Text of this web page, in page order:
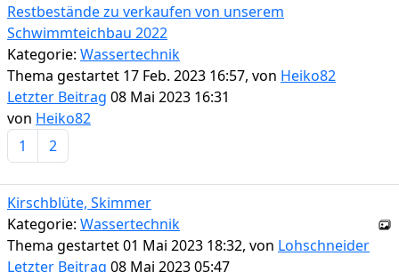
Restbestände zu verkaufen von unserem
Schwimmteichbau 2022
Kategorie: Wassertechnik
Thema gestartet 17 Feb. 2023 16:57, von Heiko82
Letzter Beitrag 08 Mai 2023 16:31
von Heiko82
1
2
Kirschblüte, Skimmer
Kategorie: Wassertechnik
Thema gestartet 01 Mai 2023 18:32, von Lohschneider
Letzter Beitrag 08 Mai 2023 05:47